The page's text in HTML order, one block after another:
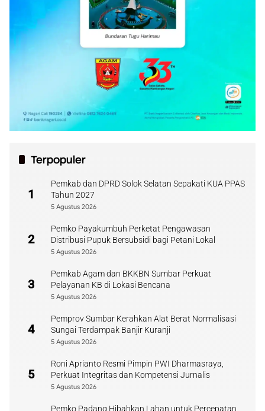
Terpopuler
1
Pemkab dan DPRD Solok Selatan Sepakati KUA PPAS
Tahun 2027
5 Agustus 2026
2
Pemko Payakumbuh Perketat Pengawasan
Distribusi Pupuk Bersubsidi bagi Petani Lokal
5 Agustus 2026
3
Pemkab Agam dan BKKBN Sumbar Perkuat
Pelayanan KB di Lokasi Bencana
5 Agustus 2026
4
Pemprov Sumbar Kerahkan Alat Berat Normalisasi
Sungai Terdampak Banjir Kuranji
5 Agustus 2026
5
Roni Aprianto Resmi Pimpin PWI Dharmasraya,
Perkuat Integritas dan Kompetensi Jurnalis
5 Agustus 2026
Pemko Padang Hibahkan Lahan untuk Percepatan